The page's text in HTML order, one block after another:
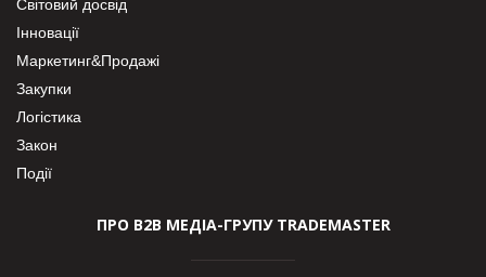
Світовий досвід
Інновації
Маркетинг&Продажі
Закупки
Логістика
Закон
Події
ПРО В2В МЕДІА-ГРУПУ TRADEMASTER